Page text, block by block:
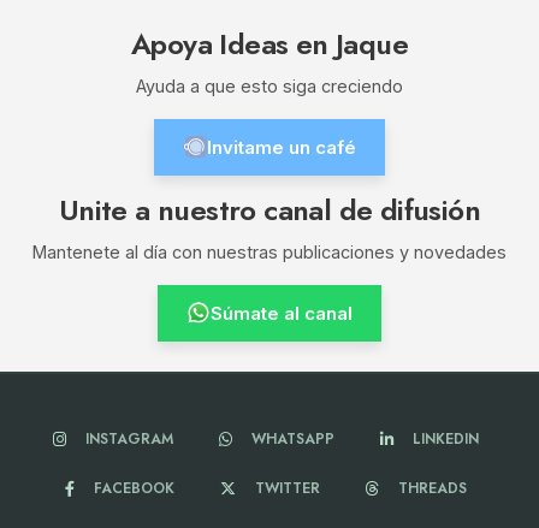
Apoya Ideas en Jaque
Ayuda a que esto siga creciendo
Invitame un café
Unite a nuestro canal de difusión
Mantenete al día con nuestras publicaciones y novedades
Súmate al canal
INSTAGRAM WHATSAPP LINKEDIN
FACEBOOK TWITTER THREADS